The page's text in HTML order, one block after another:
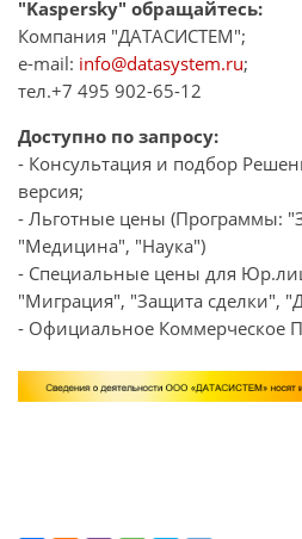
"Kaspersky" обращайтесь:
Компания "ДАТАСИСТЕМ";
e-mail: info@datasystem.ru;
тел.+7 495 902-65-12
Доступно по запросу:
- Консультация и подбор
версия;
- Льготные цены (Программы:
"Медицина", "Наука")
- Специальные цены для
"Миграция", "Защита сделки",
- Официальное Коммерческое